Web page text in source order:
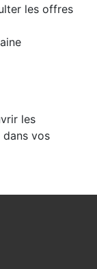
les offres
les
dans vos